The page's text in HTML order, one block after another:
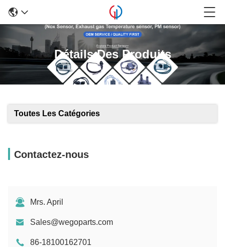
Détails Des Produits
Toutes Les Catégories
Contactez-nous
Mrs. April
Sales@wegoparts.com
86-18100162701